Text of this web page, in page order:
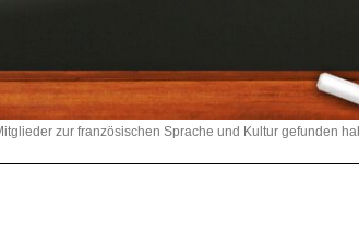
zur französischen Sprache und Kultur gefunden